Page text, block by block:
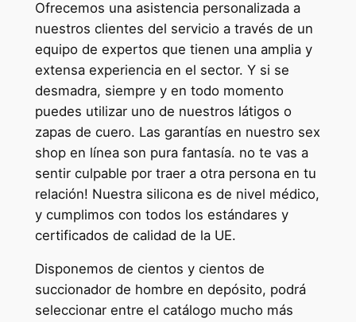
Ofrecemos una asistencia personalizada a
nuestros clientes del servicio a través de un
equipo de expertos que tienen una amplia y
extensa experiencia en el sector. Y si se
desmadra, siempre y en todo momento
puedes utilizar uno de nuestros látigos o
zapas de cuero. Las garantías en nuestro sex
shop en línea son pura fantasía. no te vas a
sentir culpable por traer a otra persona en tu
relación! Nuestra silicona es de nivel médico,
y cumplimos con todos los estándares y
certificados de calidad de la UE.
Disponemos de cientos y cientos de
succionador de hombre en depósito, podrá
seleccionar entre el catálogo mucho más